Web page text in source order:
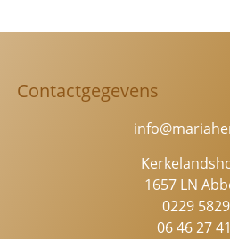
Contactgegevens
1657 LN
0229
06 46 27